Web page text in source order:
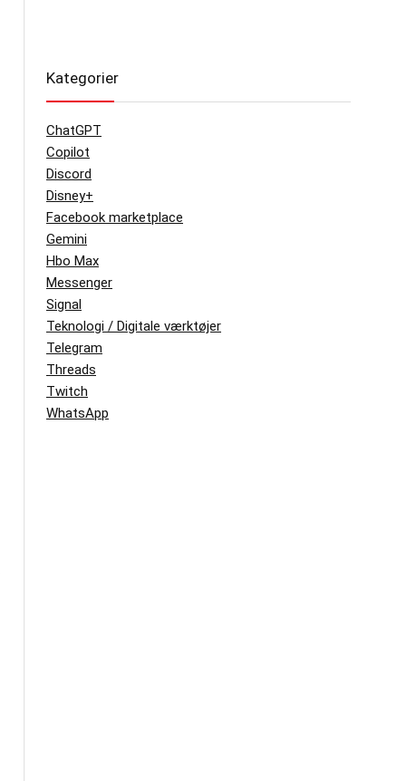
Kategorier
ChatGPT
Copilot
Discord
Disney+
Facebook marketplace
Gemini
Hbo Max
Messenger
Signal
Teknologi / Digitale værktøjer
Telegram
Threads
Twitch
WhatsApp